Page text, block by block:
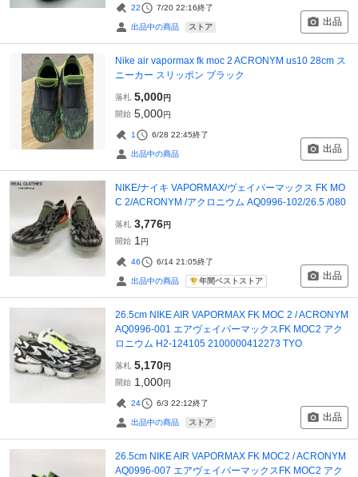
22 7/20 22:16終了
出品中の商品 ストア 出品
Nike air vapormax fk moc 2 ACRONYM us10 28cm ス
ニーカー スリッポン ブラック
落札 5,000円
開始 5,000円
1 6/28 22:45終了
出品中の商品 出品
NIKE/ナイキ VAPORMAX/ヴェイパーマックス FK MO
C 2/ACRONYM /アクロニウム AQ0996-102/26.5 /080
落札 3,776円
開始 1 円
46 6/14 21:05終了
出品中の商品 年間ベストストア 出品
26.5cm NIKE AIR VAPORMAX FK MOC 2 / ACRONYM
AQ0996-001 エアヴェイパーマックスFK MOC2 アク
ロニウム H2-124105 2100000412273 TYO
落札 5,170円
開始 1,000円
24 6/3 22:12終了
出品中の商品 ストア 出品
26.5cm NIKE AIR VAPORMAX FK MOC2 / ACRONYM
AQ0996-007 エアヴェイパーマックスFK MOC2 アク